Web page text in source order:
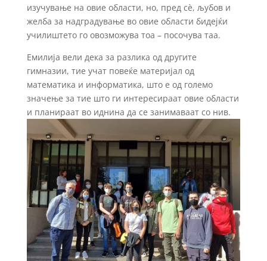
изучување на овие области, но, пред сѐ, љубов и
желба за надградување во овие области бидејќи
училиштето го овозможува тоа – посочува таа.
Емилија вели дека за разлика од другите
гимназии, тие учат повеќе материјал од
математика и информатика, што е од големо
значење за тие што ги интересираат овие области
и планираат во иднина да се занимаваат со нив.